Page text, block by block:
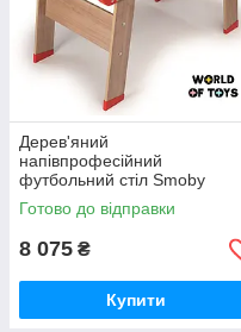
Дерев'яний
напівпрофесійний
футбольний стіл Smoby
Чемпіон (620400)
Готово до відправки
8 075 ₴
Купити